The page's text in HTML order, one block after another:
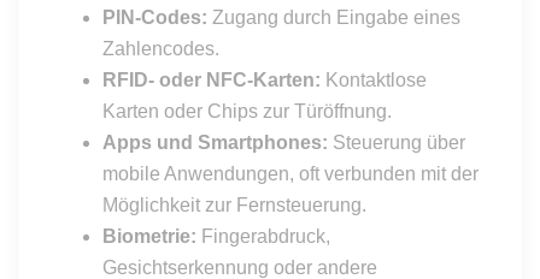
PIN-Codes: Zugang durch Eingabe eines
Zahlencodes.
RFID- oder NFC-Karten: Kontaktlose
Karten oder Chips zur Türöffnung.
Apps und Smartphones: Steuerung über
mobile Anwendungen, oft verbunden mit der
Möglichkeit zur Fernsteuerung.
Biometrie: Fingerabdruck,
Gesichtserkennung oder andere